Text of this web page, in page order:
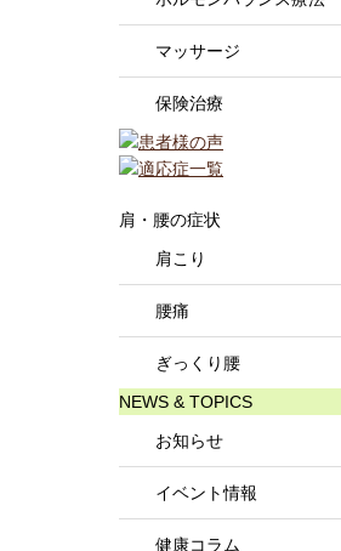
マッサージ
保険治療
肩・腰の症状
肩こり
腰痛
ぎっくり腰
NEWS & TOPICS
お知らせ
イベント情報
健康コラム